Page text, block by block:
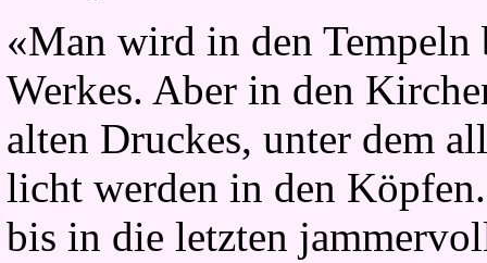
«Man wird in den Tempeln
Werkes. Aber in den
alten Druckes, unter dem
licht werden in den
bis in die letzten